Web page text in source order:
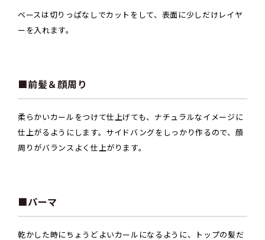
ベースは切りっぱなしでカットをして、表面に少しだけレイヤ
ーを入れます。
■前髪＆顔周り
柔らかいカールをつけて仕上げても、ナチュラルなイメージに
仕上がるようにします。サイドバングをしっかり作るので、顔
周りがバランスよく仕上がります。
■パーマ
乾かした時にちょうどよいカールになるように、トップの髪だ